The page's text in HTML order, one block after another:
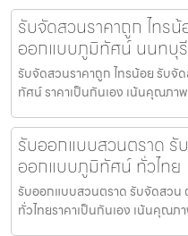
รับจัดสวนราคาถูก ไทร
ออกแบบภูมิทัศน์ นนทบุรี
รับจัดสวนราคาถูก ไทรน้อย รับ
ทัศน์ ราคาเป็นกันเอง เน้นคุณภา
รับออกแบบสวนตราด รั
ออกแบบภูมิทัศน์ ทั่วไทย
รับออกแบบสวนตราด รับจัดสว
ทั่วไทยราคาเป็นกันเอง เน้นคุณ